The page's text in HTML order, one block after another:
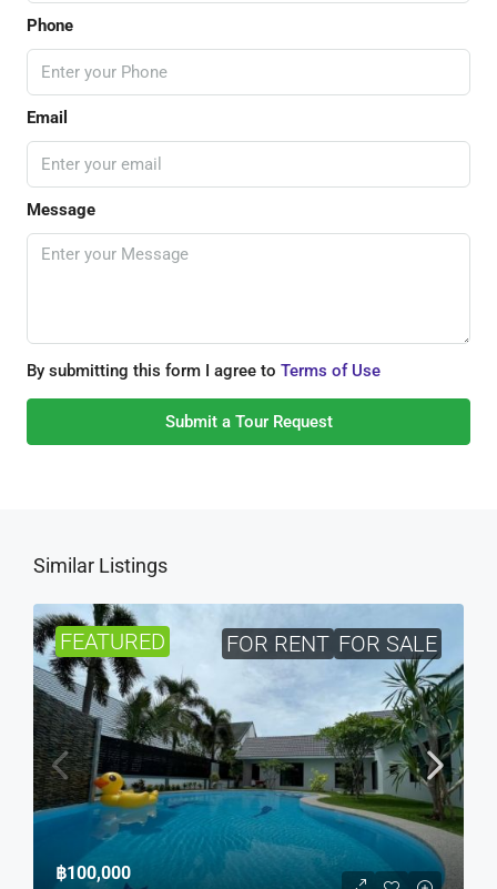
Phone
Email
Message
By submitting this form I agree to Terms of Use
Submit a Tour Request
Similar Listings
FEATURED FOR RENT FOR SALE
฿100,000